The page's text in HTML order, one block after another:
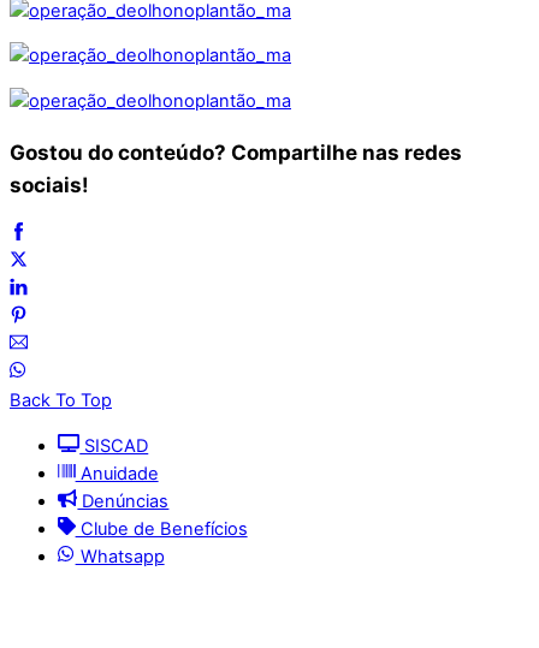
Gostou do conteúdo? Compartilhe nas redes
sociais!
Back To Top
SISCAD
Anuidade
Denúncias
Clube de Benefícios
Whatsapp